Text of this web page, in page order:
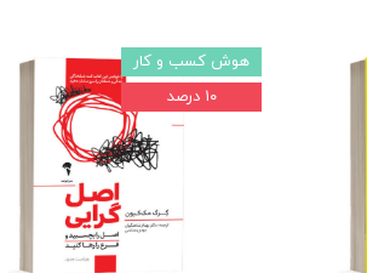
هوش کسب و کار
۱۰ درصد